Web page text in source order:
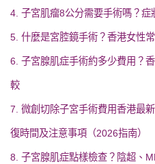
4. 子宮肌瘤8公分需要手術嗎？症
5. 什麼是宮腔鏡手術？香港女性
6. 子宮腺肌症手術約多少費用？
較
7. 微創切除子宮手術費用香港最
復時間及注意事項（2026指南）
8. 子宮腺肌症點樣檢查？陰超、